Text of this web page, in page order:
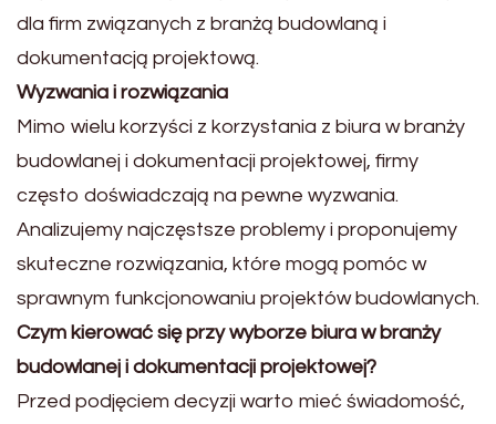
dla firm związanych z branżą budowlaną i
dokumentacją projektową.
Wyzwania i rozwiązania
Mimo wielu korzyści z korzystania z biura w branży
budowlanej i dokumentacji projektowej, firmy
często doświadczają na pewne wyzwania.
Analizujemy najczęstsze problemy i proponujemy
skuteczne rozwiązania, które mogą pomóc w
sprawnym funkcjonowaniu projektów budowlanych.
Czym kierować się przy wyborze biura w branży
budowlanej i dokumentacji projektowej?
Przed podjęciem decyzji warto mieć świadomość,